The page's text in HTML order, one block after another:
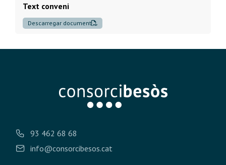
Text conveni
Descarregar document
93 462 68 68
info@consorcibesos.cat